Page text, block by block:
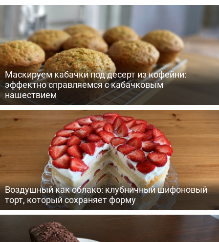
Маскируем кабачки под десерт из кофейни:
эффектно справляемся с кабачковым
нашествием
Воздушный как облако: клубничный шифоновый
торт, который сохраняет форму